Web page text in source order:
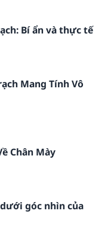
Bí ẩn và thực tế
Mang Tính Vô
Chân Mày
góc nhìn của